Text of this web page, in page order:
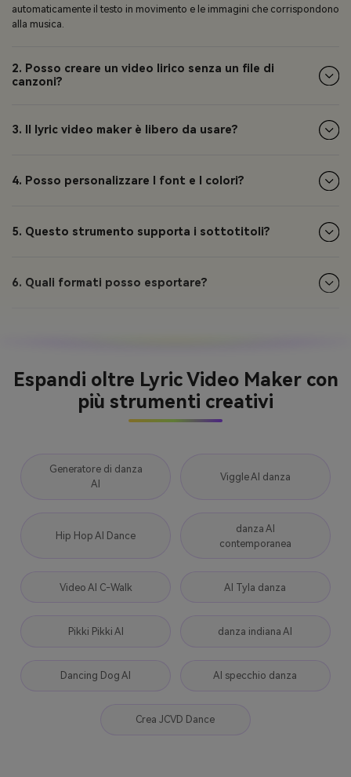
automaticamente il testo in movimento e le immagini che corrispondono
alla musica.
2. Posso creare un video lirico senza un file di
canzoni?
3. Il lyric video maker è libero da usare?
4. Posso personalizzare I font e I colori?
5. Questo strumento supporta i sottotitoli?
6. Quali formati posso esportare?
Espandi oltre Lyric Video Maker con
più strumenti creativi
Generatore di danza
AI
Viggle AI danza
Hip Hop AI Dance
danza AI
contemporanea
Video AI C-Walk AI Tyla danza
Pikki Pikki AI danza indiana AI
Dancing Dog AI AI specchio danza
Crea JCVD Dance